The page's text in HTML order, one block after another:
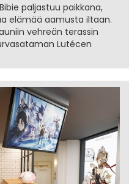
paljastuu paikkana,
elämää aamusta iltaan.
vehreän terassin
Lutécen